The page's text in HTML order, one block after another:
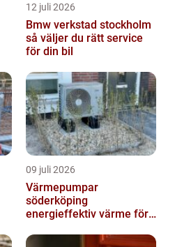
12 juli 2026
Bmw verkstad stockholm
så väljer du rätt service
för din bil
09 juli 2026
Värmepumpar
söderköping
energieffektiv värme för